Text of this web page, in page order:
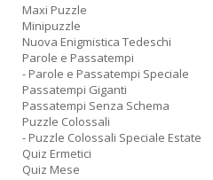
Maxi Puzzle
Minipuzzle
Nuova Enigmistica Tedeschi
Parole e Passatempi
- Parole e Passatempi Speciale
Passatempi Giganti
Passatempi Senza Schema
Puzzle Colossali
- Puzzle Colossali Speciale Estate
Quiz Ermetici
Quiz Mese